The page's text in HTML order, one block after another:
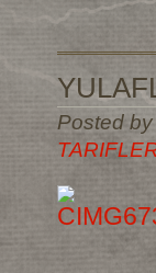
Posted